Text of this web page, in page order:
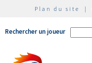
Plan du site |
Rechercher un joueur